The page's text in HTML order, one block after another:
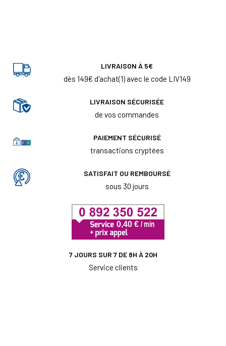
LIVRAISON À 5€
dès 149€ d'achat(1) avec le code LIV149
LIVRAISON SÉCURISÉE
de vos commandes
PAIEMENT SÉCURISÉ
transactions cryptées
SATISFAIT OU REMBOURSÉ
sous 30 jours
7 JOURS SUR 7 DE 8H À 20H
Service clients